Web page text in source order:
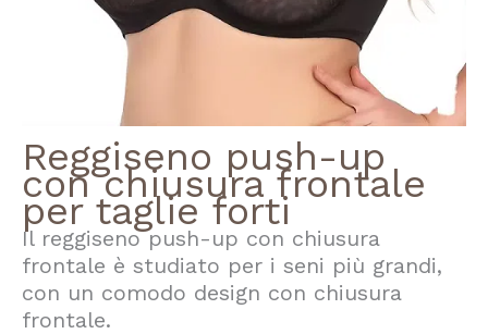
Reggiseno push-up
con chiusura frontale
per taglie forti
Il reggiseno push-up con chiusura
frontale è studiato per i seni più grandi,
con un comodo design con chiusura
frontale.